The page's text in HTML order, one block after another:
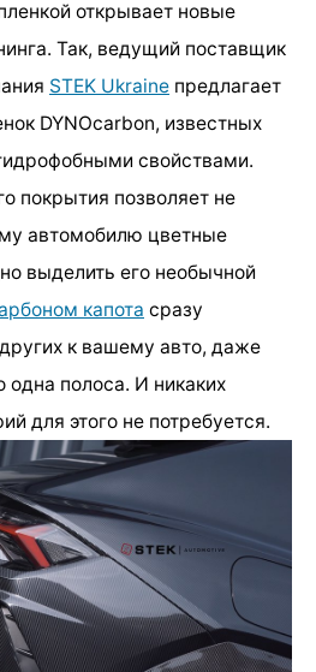
открывает новые
Так, ведущий поставщик
STEK Ukraine предлагает
DYNOcarbon, известных
свойствами.
покрытия позволяет не
автомобилю цветные
выделить его необычной
капота сразу
к вашему авто, даже
одна полоса. И никаких
для этого не потребуется.